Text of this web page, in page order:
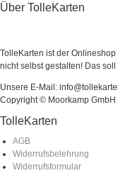
Über TolleKarten
TolleKarten ist der
nicht selbst gestalten! Das soll
Unsere E-Mail:
Copyright © Moorkamp GmbH
TolleKarten
AGB
Widerrufsbelehrung
Widerrufsformular